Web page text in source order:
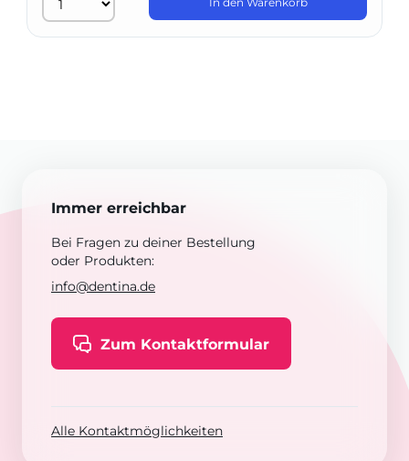
Immer erreichbar
Bei Fragen zu deiner Bestellung
oder Produkten:
info@dentina.de
Zum Kontaktformular
Alle Kontaktmöglichkeiten